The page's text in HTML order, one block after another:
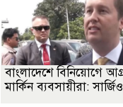
বাংলাদেশে বিনিয়োগে
মার্কিন ব্যবসায়ীরা: